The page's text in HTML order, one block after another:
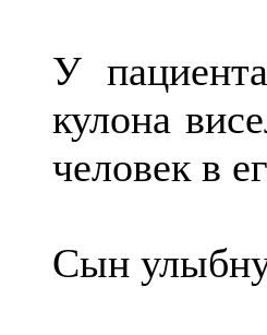
У
кулона
человек в
Сын